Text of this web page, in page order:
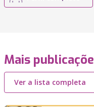
Mais
Ver a lista completa